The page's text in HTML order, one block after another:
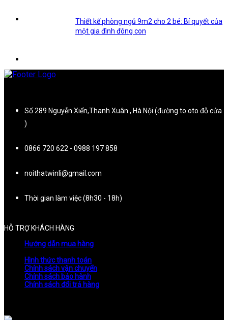
Thiết kế phòng ngủ 9m2 cho 2 bé: Bí quyết của
một gia đình đông con
Số 289 Nguyễn Xiển,Thanh Xuân , Hà Nội (đường to oto đỗ cửa
)
0866 720 622 - 0988 197 858
noithatwinli@gmail.com
Thời gian làm việc (8h30 - 18h)
HỖ TRỢ KHÁCH HÀNG
Hướng dẫn mua hàng
Hình thức thanh toán
Chính sách vận chuyển
Chính sách bảo hành
Chính sách đổi trả hàng